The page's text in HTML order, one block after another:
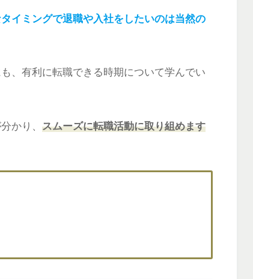
イミングで退職や入社をしたいのは当然の
、有利に転職できる時期について学んでい
かり、 スムーズに転職活動に取り組めます